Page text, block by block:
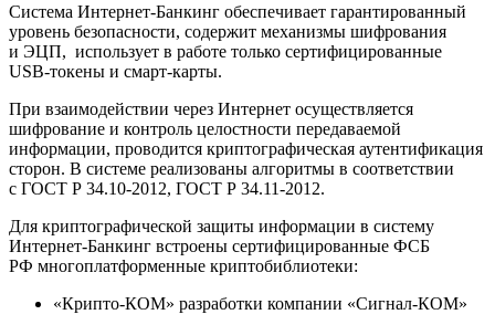
Система Интернет-Банкинг обеспечивает гарантированный
уровень безопасности, содержит механизмы шифрования
и ЭЦП, использует в работе только сертифицированные
USB-токены и смарт-карты.
При взаимодействии через Интернет осуществляется
шифрование и контроль целостности передаваемой
информации, проводится криптографическая аутентификация
сторон. В системе реализованы алгоритмы в соответствии
с ГОСТ Р 34.10-2012, ГОСТ Р 34.11-2012.
Для криптографической защиты информации в систему
Интернет-Банкинг встроены сертифицированные ФСБ
РФ многоплатформенные криптобиблиотеки:
«Крипто-КОМ» разработки компании «Сигнал-КОМ»